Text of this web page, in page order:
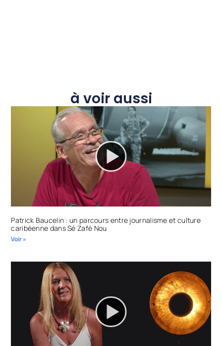
à voir aussi
Patrick Baucelin : un parcours entre journalisme et culture
caribéenne dans Sé Zafè Nou
Voir »